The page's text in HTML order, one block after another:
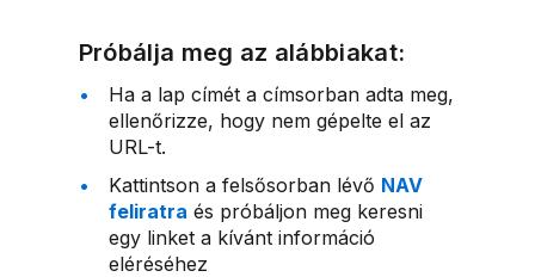
Próbálja meg az alábbiakat:
Ha a lap címét a címsorban adta meg,
ellenőrizze, hogy nem gépelte el az
URL-t.
Kattintson a felsősorban lévő NAV
feliratra és próbáljon meg keresni
egy linket a kívánt információ
eléréséhez